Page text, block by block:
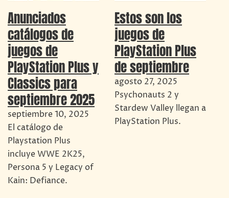
Anunciados
catálogos de
juegos de
PlayStation Plus y
Classics para
septiembre 2025
septiembre 10, 2025
El catálogo de
Playstation Plus
incluye WWE 2K25,
Persona 5 y Legacy of
Kain: Defiance.
Estos son los
juegos de
PlayStation Plus
de septiembre
agosto 27, 2025
Psychonauts 2 y
Stardew Valley llegan a
PlayStation Plus.